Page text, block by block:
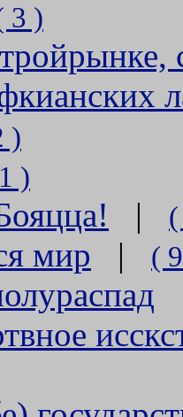
3 )
)
)
|
мир | (